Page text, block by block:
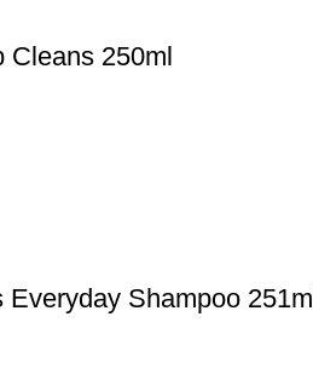
250ml
Shampoo 251ml